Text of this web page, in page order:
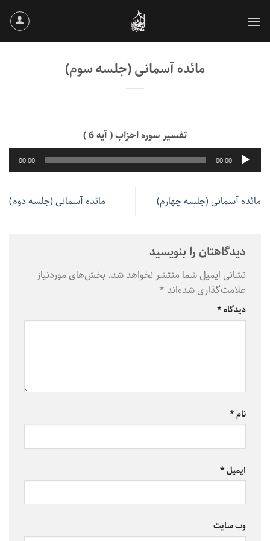
مائده آسمانی (جلسه سوم)
تفسیر سوره احزاب ( آیه 6 )
پخش‌کننده
صوت
00:00
00:00
مائده آسمانی (جلسه چهارم) مائده آسمانی (جلسه دوم)
دیدگاهتان را بنویسید
نشانی ایمیل شما منتشر نخواهد شد. بخش‌های موردنیاز
علامت‌گذاری شده‌اند *
دیدگاه*
نام*
ایمیل*
وب‌ سایت